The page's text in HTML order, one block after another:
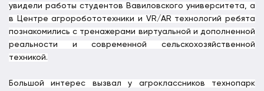
увидели работы студентов Вавиловского университета, а
в Центре агроробототехники и VR/AR технологий ребята
познакомились с тренажерами виртуальной и дополненной
реальности и современной сельскохозяйственной
техникой.
Большой интерес вызвал у агроклассников технопарк